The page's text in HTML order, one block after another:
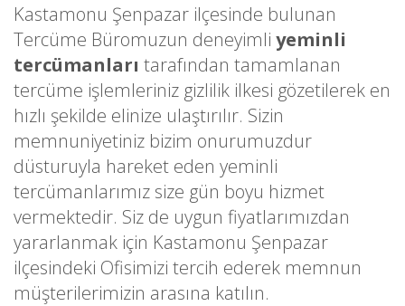
Kastamonu Şenpazar ilçesinde bulunan
Tercüme Büromuzun deneyimli yeminli
tercümanları tarafından tamamlanan
tercüme işlemleriniz gizlilik ilkesi gözetilerek en
hızlı şekilde elinize ulaştırılır. Sizin
memnuniyetiniz bizim onurumuzdur
düsturuyla hareket eden yeminli
tercümanlarımız size gün boyu hizmet
vermektedir. Siz de uygun fiyatlarımızdan
yararlanmak için Kastamonu Şenpazar
ilçesindeki Ofisimizi tercih ederek memnun
müşterilerimizin arasına katılın.